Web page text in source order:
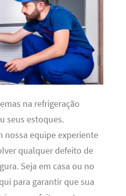
na refrigeração
seus estoques.
nossa equipe experiente
qualquer defeito de
Seja em casa ou no
para garantir que sua